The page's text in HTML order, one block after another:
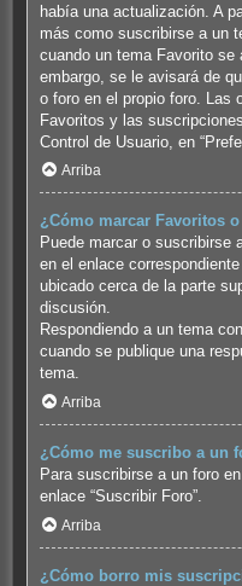
había una actualización. A
más como suscribirse a un
cuando un tema Favorito
embargo, se le avisará de
o foro en el propio foro. Las
Favoritos y las
Control de Usuario, en
Arriba
¿Cómo marcar Favoritos
Puede marcar o suscribirse
en el enlace
ubicado cerca de la parte
discusión.
Respondiendo a un tema
cuando se publique una
tema.
Arriba
¿Cómo me suscribo a un
Para suscribirse a un foro
enlace “Suscribir Foro”.
Arriba
¿Cómo borro mis